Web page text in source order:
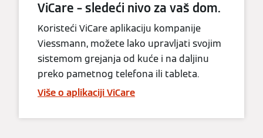
ViCare – sledeći nivo za vaš dom.
Koristeći ViCare aplikaciju kompanije
Viessmann, možete lako upravljati svojim
sistemom grejanja od kuće i na daljinu
preko pametnog telefona ili tableta.
Više o aplikaciji ViCare